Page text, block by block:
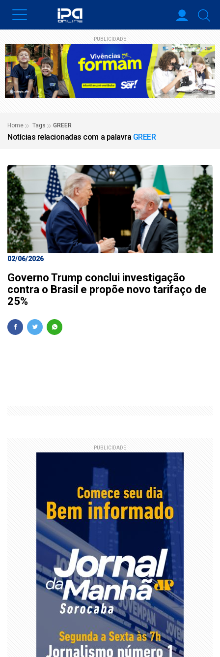
PUBLICIDADE
Home Tags GREER
Notícias relacionadas com a palavra GREER
02/06/2026
Governo Trump conclui investigação
contra o Brasil e propõe novo tarifaço de
25%
PUBLICIDADE